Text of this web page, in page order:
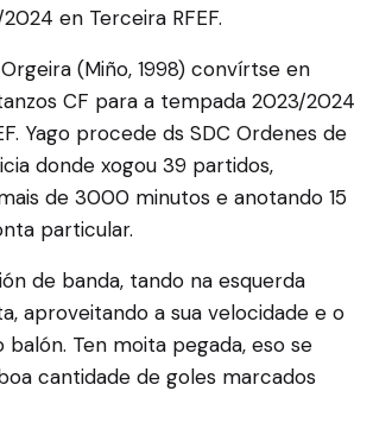
en Terceira RFEF.
(Miño, 1998) convírtse en
CF para a tempada 2023/2024
Yago procede ds SDC Ordenes de
donde xogou 39 partidos,
de 3000 minutos e anotando 15
particular.
de banda, tando na esquerda
aproveitando a sua velocidade e o
Ten moita pegada, eso se
cantidade de goles marcados